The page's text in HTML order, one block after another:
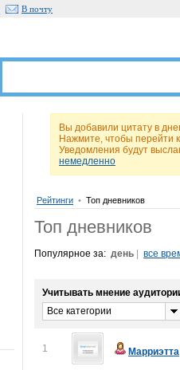
В почту
Вы добавили цитату в
Нажмите, чтобы перейти
Уведомления будут
немедленно
Рейтинги • Топ дневников
Топ дневников
Популярное за: день все
Учитывать мнение
Все категории
1 Марриэтта